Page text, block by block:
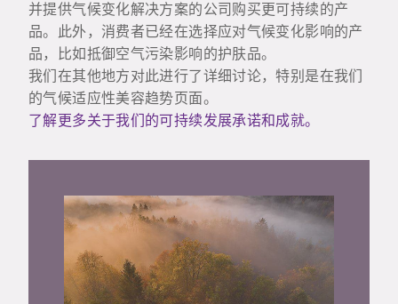
并提供气候变化解决方案的公司购买更可持续的产
品。此外，消费者已经在选择应对气候变化影响的产
品，比如抵御空气污染影响的护肤品。
我们在其他地方对此进行了详细讨论，特别是在我们
的气候适应性美容趋势页面。
了解更多关于我们的可持续发展承诺和成就。